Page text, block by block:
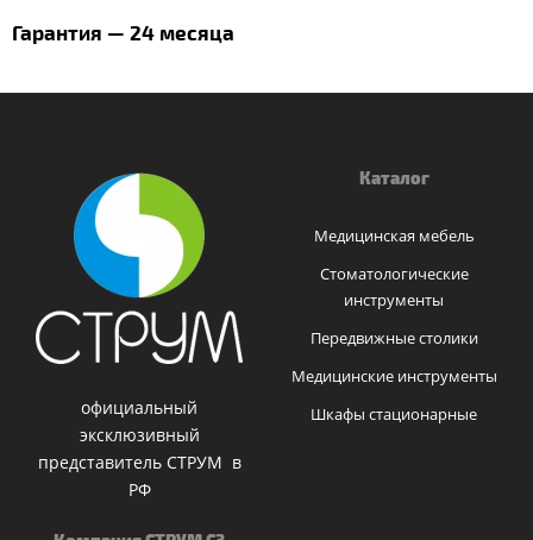
Гарантия — 24 месяца
официальный
эксклюзивный
представитель СТРУМ в
РФ
Каталог
Медицинская мебель
Стоматологические
инструменты
Передвижные столики
Медицинские инструменты
Шкафы стационарные